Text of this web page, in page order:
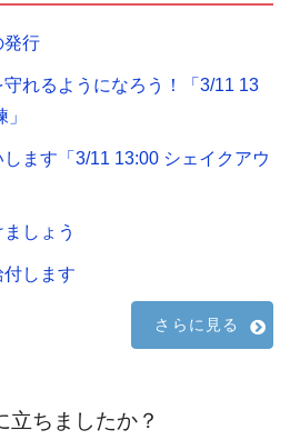
発行
れるようになろう！「3/11 13
ます「3/11 13:00 シェイクアウ
しょう
します
さらに見る
立ちましたか？